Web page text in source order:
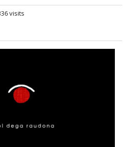
visits